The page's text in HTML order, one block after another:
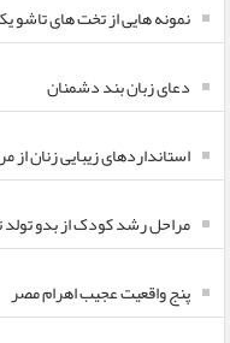
نمونه هایی از تخت های تاشو
دعای زبان بند دشمنان
استانداردهای زیبایی زنان از
مراحل رشد کودک از بدو تولد تا ۵
پنج واقعیت عجیب اهرام مصر